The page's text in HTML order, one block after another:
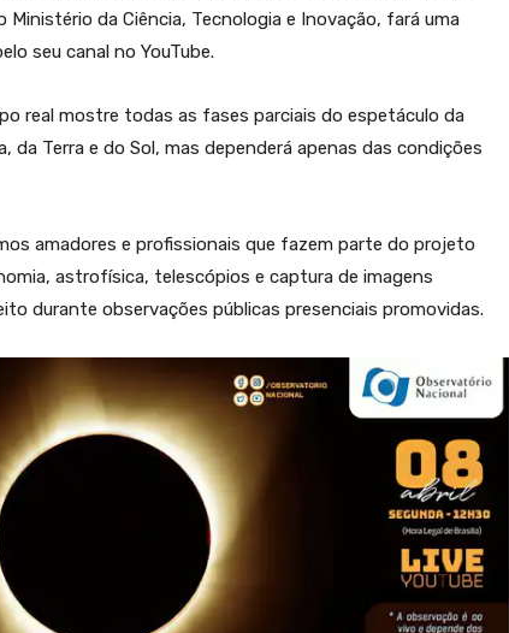
Ministério da Ciência, Tecnologia e Inovação, fará uma
seu canal no YouTube.
real mostre todas as fases parciais do espetáculo da
Terra e do Sol, mas dependerá apenas das condições
amadores e profissionais que fazem parte do projeto
astrofísica, telescópios e captura de imagens
durante observações públicas presenciais promovidas.